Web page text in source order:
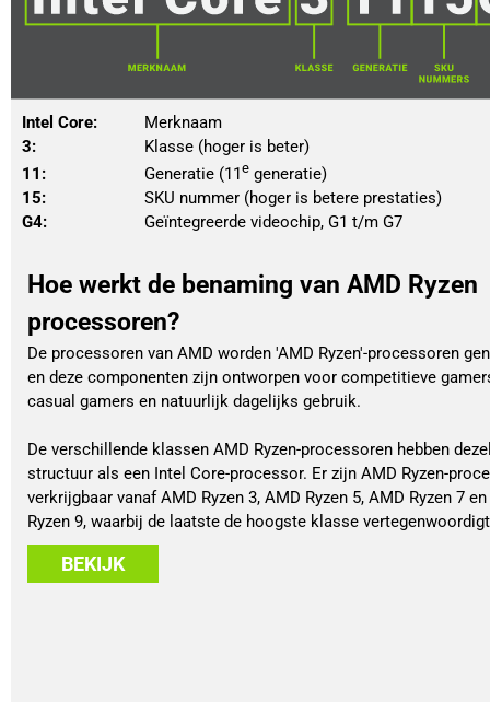
Intel Core:
			Merknaam
3:
						Klasse (hoger is beter)
11:
						Generatie (11
e generatie)
15:
						SKU nummer (hoger is betere prestaties)
G4:
						Geïntegreerde videochip, G1 t/m G7
Hoe werkt de benaming van AMD Ryzen
processoren?
De processoren van AMD worden 'AMD Ryzen'-processoren
en deze componenten zijn ontworpen voor competitieve
casual gamers en natuurlijk dagelijks gebruik.
De verschillende klassen AMD Ryzen-processoren hebben
structuur als een Intel Core-processor. Er zijn AMD Ryzen-
verkrijgbaar vanaf AMD Ryzen 3, AMD Ryzen 5, AMD Ryzen 7
Ryzen 9, waarbij de laatste de hoogste klasse
BEKIJK